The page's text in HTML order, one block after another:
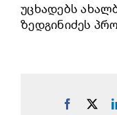
უცხადებს
ზედგინიძეს
Facebook